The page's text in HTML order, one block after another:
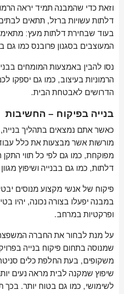
וזאת כדי שהמבנה תמיד יראה
דלתות עשויות ברזל, תתאים לבתים
בעוד שבחירת דלתות מעץ:
המעוצבים בסגנון פרובנס כמו גם
נסו להבין באמצעות המומחים
הרמוניות בעיצוב, כמו גם יספקו
הדרושים לאבטחת הבית.
בנייה בפיקוח – החשיבות
כאשר אתם נמצאים בתהליך
מורשות אשר מבצעות את כלל
מפוקחת, כמו גם לפי כל תווי
דלתות, כמו גם בבנייה ושיפוץ
פיקוח של אנשי מקצוע מנוסים
במבנה יפעלו בצורה נכונה, יהיו
ופרקטיות במרחב.
על מנת לבחור את החברה
שמנוסה בתחום פיקוח בנייה
משקופים, בעת החלפת כלים
שיפוץ שמקנה לבית מראה נעים
לשימושי, כמו גם בטוח יותר. בכך